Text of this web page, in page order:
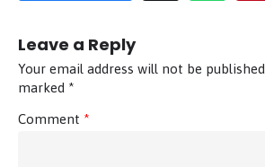
Leave a Reply
Your email address will not be published.
marked *
Comment *